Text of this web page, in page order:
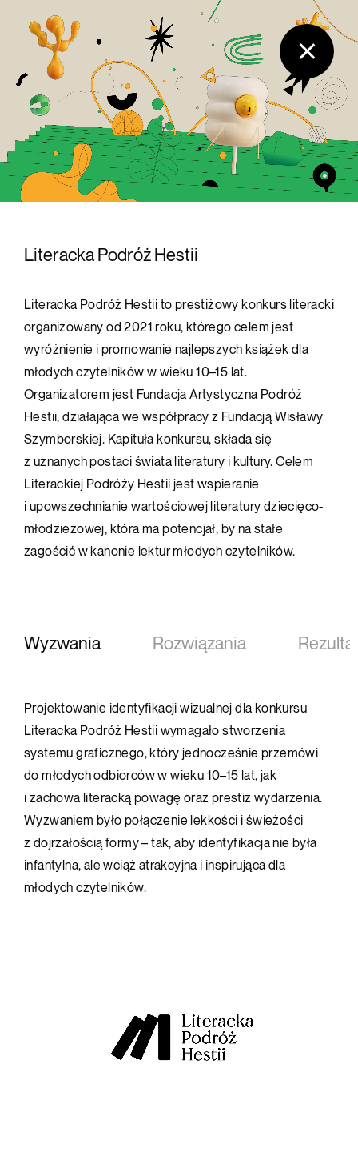
Literacka Podróż Hestii
Literacka Podróż Hestii to prestiżowy konkurs literacki
organizowany od 2021 roku, którego celem jest
wyróżnienie i promowanie najlepszych książek dla
młodych czytelników w wieku 10–15 lat.
Organizatorem jest Fundacja Artystyczna Podróż
Hestii, działająca we współpracy z Fundacją Wisławy
Szymborskiej. Kapituła konkursu, składa się
z uznanych postaci świata literatury i kultury. Celem
Literackiej Podróży Hestii jest wspieranie
i upowszechnianie wartościowej literatury dziecięco-
młodzieżowej, która ma potencjał, by na stałe
zagościć w kanonie lektur młodych czytelników.
Wyzwania Rozwiązania
Projektowanie identyfikacji wizualnej dla konkursu
Literacka Podróż Hestii wymagało stworzenia
systemu graficznego, który jednocześnie przemówi
do młodych odbiorców w wieku 10–15 lat, jak
i zachowa literacką powagę oraz prestiż wydarzenia.
Wyzwaniem było połączenie lekkości i świeżości
z dojrzałością formy – tak, aby identyfikacja nie była
infantylna, ale wciąż atrakcyjna i inspirująca dla
młodych czytelników.